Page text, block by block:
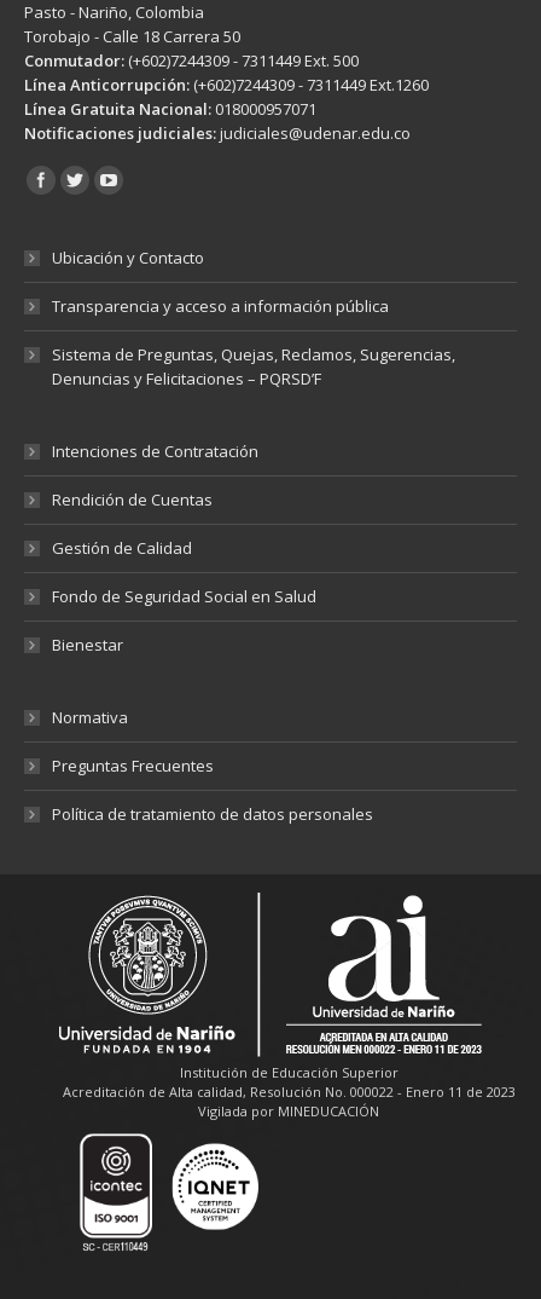
Pasto - Nariño, Colombia
Torobajo - Calle 18 Carrera 50
Conmutador: (+602)7244309 - 7311449 Ext. 500
Línea Anticorrupción: (+602)7244309 - 7311449 Ext.1260
Línea Gratuita Nacional: 018000957071
Notificaciones judiciales:judiciales@udenar.edu.co
Encuéntranos en:
Ubicación y Contacto
Transparencia y acceso a información pública
Sistema de Preguntas, Quejas, Reclamos, Sugerencias,
Denuncias y Felicitaciones – PQRSD’F
Intenciones de Contratación
Rendición de Cuentas
Gestión de Calidad
Fondo de Seguridad Social en Salud
Bienestar
Normativa
Preguntas Frecuentes
Política de tratamiento de datos personales
Institución de Educación Superior
Acreditación de Alta calidad, Resolución No. 000022 - Enero 11 de 2023
Vigilada por MINEDUCACIÓN